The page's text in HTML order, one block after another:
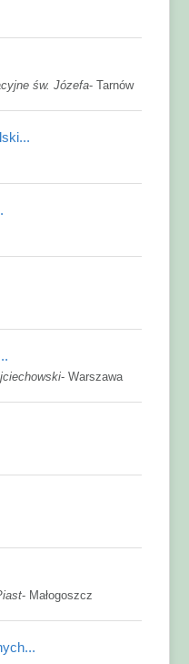
św. Józefa-Tarnów
-Warszawa
- Małogoszcz